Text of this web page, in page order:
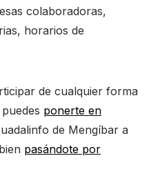
colaboradoras,
horarios de
de cualquier forma
ponerte en
de Mengíbar a
pasándote por